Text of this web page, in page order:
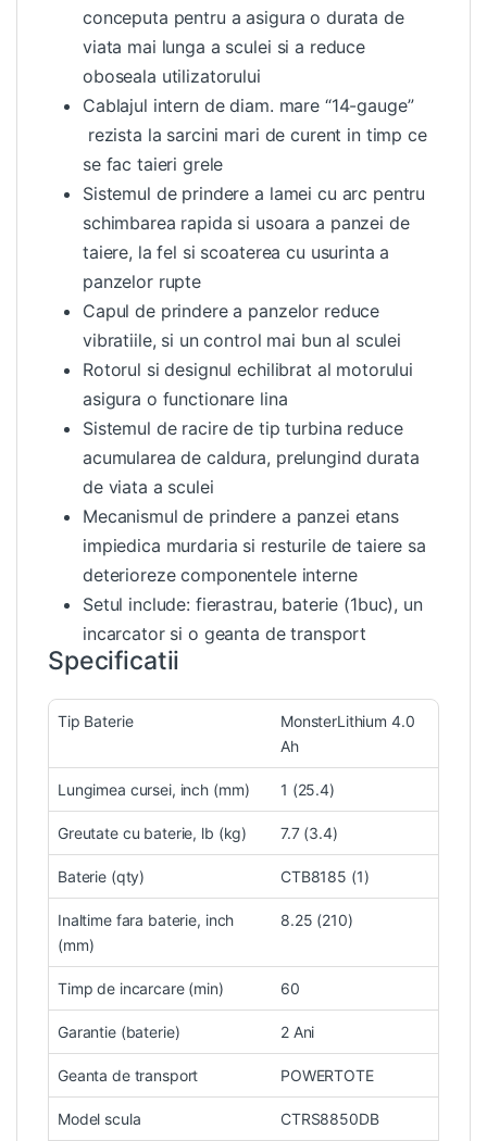
conceputa pentru a asigura o durata de
viata mai lunga a sculei si a reduce
oboseala utilizatorului
Cablajul intern de diam. mare “14-gauge”
rezista la sarcini mari de curent in timp ce
se fac taieri grele
Sistemul de prindere a lamei cu arc pentru
schimbarea rapida si usoara a panzei de
taiere, la fel si scoaterea cu usurinta a
panzelor rupte
Capul de prindere a panzelor reduce
vibratiile, si un control mai bun al sculei
Rotorul si designul echilibrat al motorului
asigura o functionare lina
Sistemul de racire de tip turbina reduce
acumularea de caldura, prelungind durata
de viata a sculei
Mecanismul de prindere a panzei etans
impiedica murdaria si resturile de taiere sa
deterioreze componentele interne
Setul include: fierastrau, baterie (1buc), un
incarcator si o geanta de transport
Specificatii
Tip Baterie
MonsterLithium 4.0
Ah
Lungimea cursei, inch (mm) 1 (25.4)
Greutate cu baterie, lb (kg) 7.7 (3.4)
Baterie (qty) CTB8185 (1)
Inaltime fara baterie, inch
(mm)
8.25 (210)
Timp de incarcare (min) 60
Garantie (baterie) 2 Ani
Geanta de transport POWERTOTE
Model scula CTRS8850DB